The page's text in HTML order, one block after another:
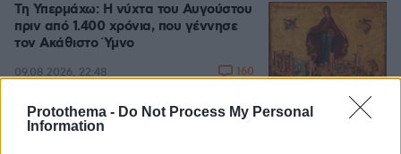
Protothema - Do Not Process My Personal
Information
Τη Υπερμάχω: Η νύχτα του Αυγούστου
πριν από 1.400 χρόνια, που γέννησε
τον Ακάθιστο Ύμνο
09.08.2026, 22:48 160